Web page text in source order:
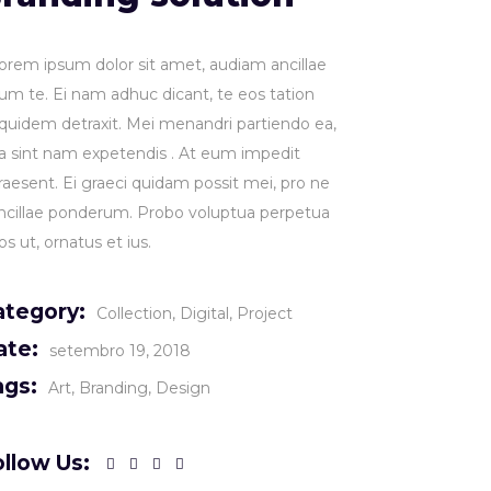
ipsum dolor sit amet, audiam ancillae
te. Ei nam adhuc dicant, te eos tation
detraxit. Mei menandri partiendo ea,
sint nam expetendis . At eum impedit
Ei graeci quidam possit mei, pro ne
ponderum. Probo voluptua perpetua
ut, ornatus et ius.
Collection Digital Project
setembro 19, 2018
Art Branding Design
Us: